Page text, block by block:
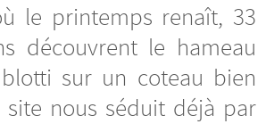
le printemps renaît, 33
découvrent le hameau
sur un coteau bien
site nous séduit déjà par